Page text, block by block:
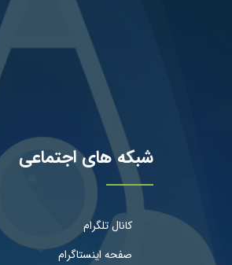
شبکه های اجتماعی
کانال تلگرام
صفحه اینستاگرام